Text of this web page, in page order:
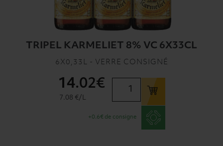
TRIPEL KARMELIET 8% VC 6X33CL
6X0,33L - VERRE CONSIGNÉ
KARMELIET
14.02€
7.08 €/L
+0.6€ de consigne